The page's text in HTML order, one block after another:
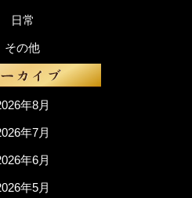
日常
その他
年8月
年7月
年6月
年5月